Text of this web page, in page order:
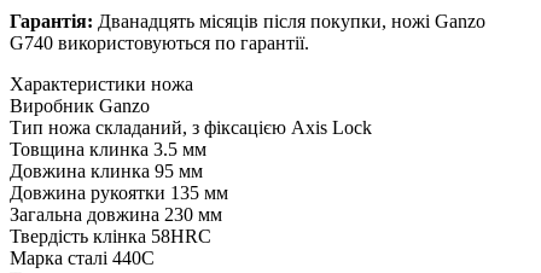
Гарантія: Дванадцять місяців після покупки, ножі Ganzo
G740 використовуються по гарантії.
Характеристики ножа
Виробник Ganzo
Тип ножа складаний, з фіксацією Axis Lock
Товщина клинка 3.5 мм
Довжина клинка 95 мм
Довжина рукоятки 135 мм
Загальна довжина 230 мм
Твердість клінка 58HRC
Марка сталі 440C